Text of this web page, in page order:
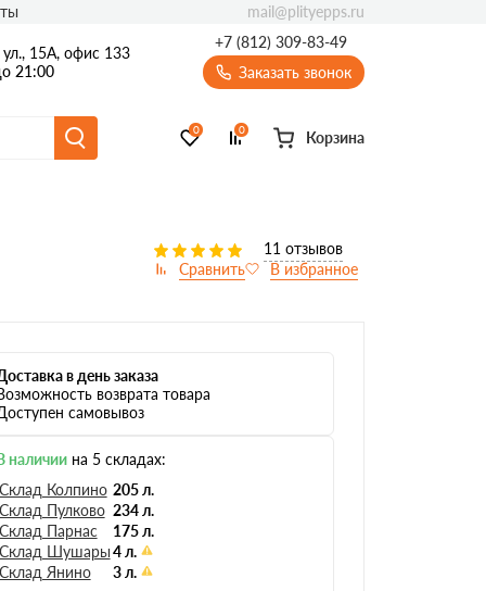
15А, офис 133
21:00
+7 (812) 309-83-49
Заказать звонок
0 0 Корзина
mail@plityepps.ru
11 отзывов
в день заказа
возврата товара
самовывоз
наличиина 5 складах:
Колпино 205 л.
Пулково 234 л.
Парнас
175 л.
Шушары4 л.
Янино
3 л.